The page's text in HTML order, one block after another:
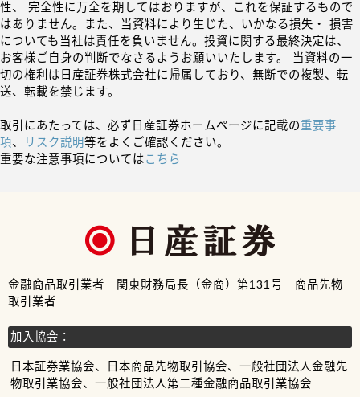
性、 完全性に万全を期してはおりますが、これを保証するもので
はありません。また、当資料により生じた、いかなる損失・ 損害
についても当社は責任を負いません。投資に関する最終決定は、
お客様ご自身の判断でなさるようお願いいたします。 当資料の一
切の権利は日産証券株式会社に帰属しており、無断での複製、転
送、転載を禁じます。
取引にあたっては、必ず日産証券ホームページに記載の重要事
項、 リスク説明等をよくご確認ください。
重要な注意事項についてはこちら
金融商品取引業者 関東財務局長（金商）第131号 商品先物
取引業者
加入協会：
日本証券業協会、日本商品先物取引協会、一般社団法人金融先
物取引業協会、一般社団法人第二種金融商品取引業協会